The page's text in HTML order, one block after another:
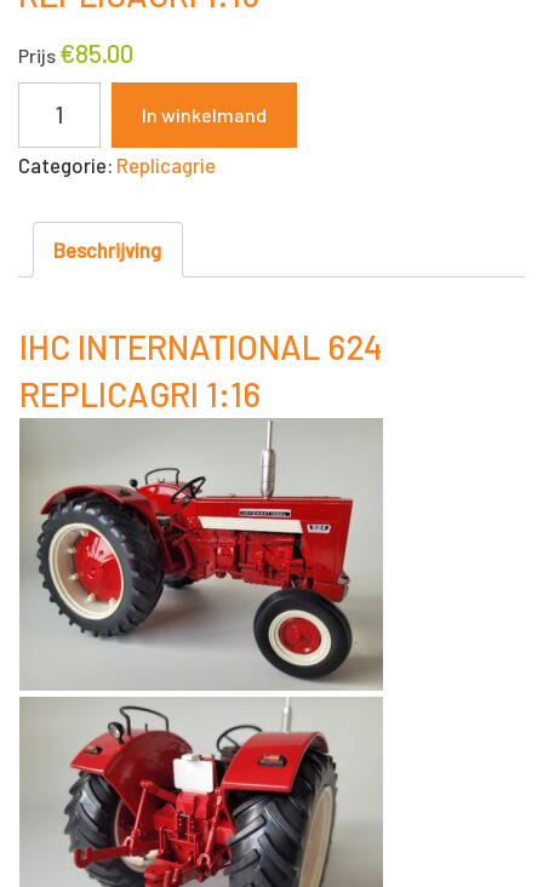
Prijs €85.00
624
aantal
In winkelmand
Categorie: Replicagrie
Beschrijving
IHC INTERNATIONAL 624
REPLICAGRI 1:16